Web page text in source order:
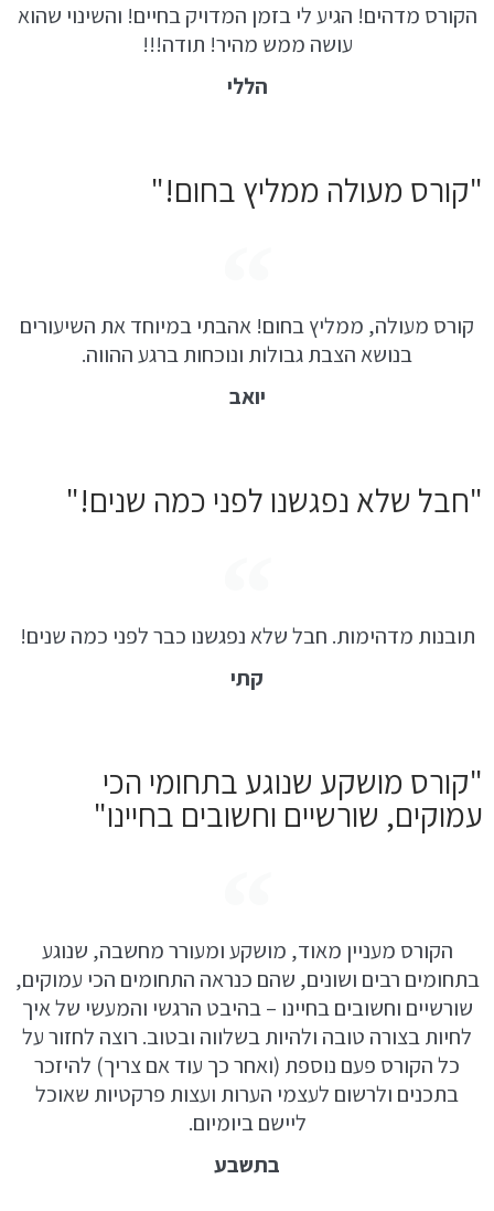
הקורס מדהים! הגיע לי בזמן המדויק בחיים! והשינוי שהוא
עושה ממש מהיר! תודה!!!
הללי
"קורס מעולה ממליץ בחום!"
קורס מעולה, ממליץ בחום! אהבתי במיוחד את השיעורים
בנושא הצבת גבולות ונוכחות ברגע ההווה.
יואב
"חבל שלא נפגשנו לפני כמה שנים!"
תובנות מדהימות. חבל שלא נפגשנו כבר לפני כמה שנים!
קתי
"קורס מושקע שנוגע בתחומי הכי
עמוקים, שורשיים וחשובים בחיינו"
הקורס מעניין מאוד, מושקע ומעורר מחשבה, שנוגע
בתחומים רבים ושונים, שהם כנראה התחומים הכי עמוקים,
שורשיים וחשובים בחיינו – בהיבט הרגשי והמעשי של איך
לחיות בצורה טובה ולהיות בשלווה ובטוב. רוצה לחזור על
כל הקורס פעם נוספת (ואחר כך עוד אם צריך) להיזכר
בתכנים ולרשום לעצמי הערות ועצות פרקטיות שאוכל
ליישם ביומיום.
בתשבע